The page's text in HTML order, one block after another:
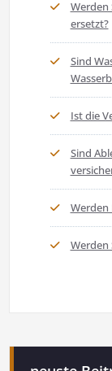
Werden
ersetzt?
Sind
Ist die
Sind
Werden
Werden